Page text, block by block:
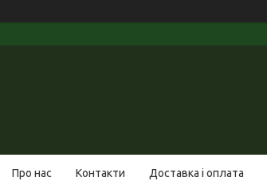
Про нас Контакти Доставка і оплата